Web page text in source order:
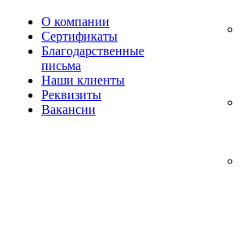
О компании
Сертификаты
Благодарственные
письма
Наши клиенты
Реквизиты
Вакансии